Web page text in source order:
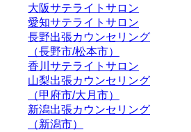
大阪サテライトサロン
愛知サテライトサロン
長野出張カウンセリング
（長野市/松本市）
香川サテライトサロン
山梨出張カウンセリング
（甲府市/大月市）
新潟出張カウンセリング
（新潟市）